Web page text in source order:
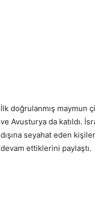
İlk doğrulanmış maymun
ve Avusturya da katıldı.
dışına seyahat eden
devam ettiklerini paylaştı.